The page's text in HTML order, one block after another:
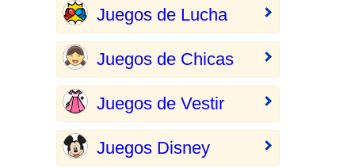
Juegos de Lucha
Juegos de Chicas
Juegos de Vestir
Juegos Disney